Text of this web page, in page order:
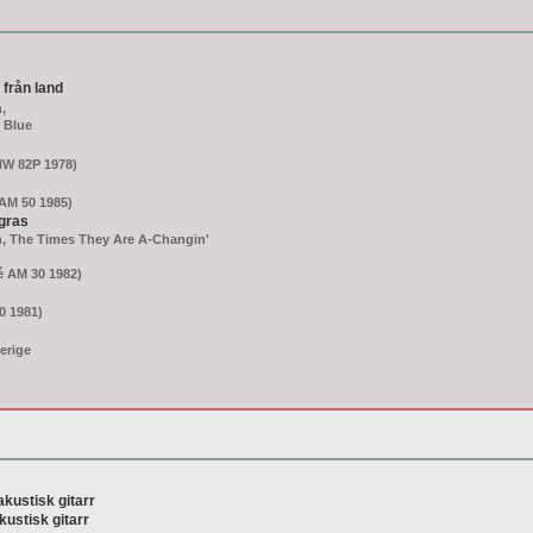
land
Blue
82P 1978)
50 1985)
The Times They Are A-Changin'
30 1982)
1981)
gitarr
gitarr